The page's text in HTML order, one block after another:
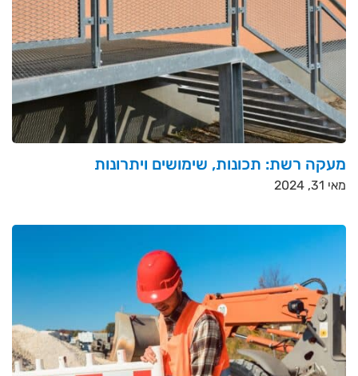
מעקה רשת: תכונות, שימושים ויתרונות
מאי 31, 2024